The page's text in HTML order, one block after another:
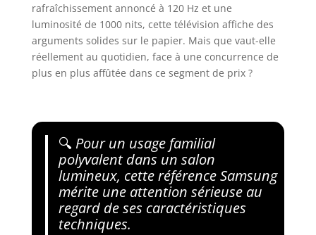
rafraîchissement annoncé à 120 Hz et une
luminosité de 1000 nits, cette télévision affiche des
arguments solides sur le papier. Mais que vaut-elle
réellement au quotidien, face à une concurrence de
plus en plus affûtée dans ce segment de prix ?
🔍 Pour un usage familial
polyvalent dans un salon
lumineux, cette référence Samsung
mérite une attention sérieuse au
regard de ses caractéristiques
techniques.